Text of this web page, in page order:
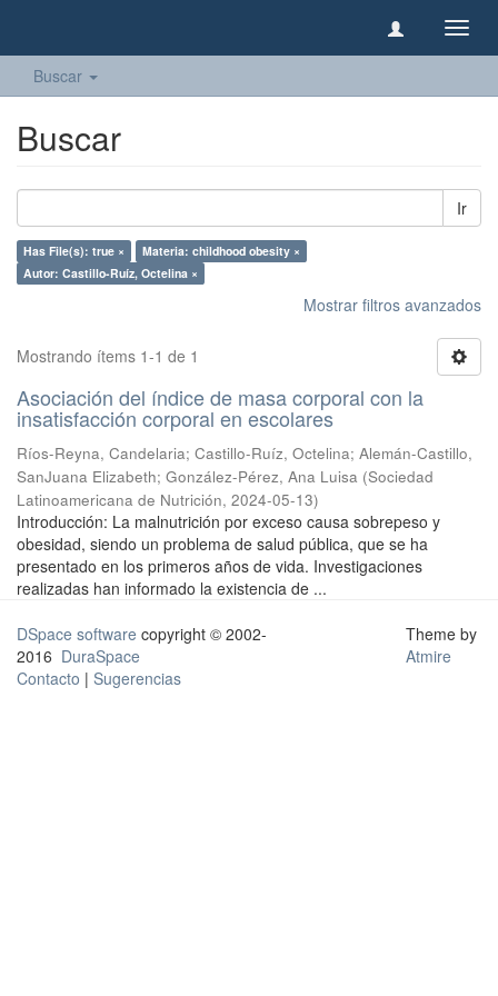
Buscar
Buscar
Ir
Has File(s): true ×
Materia: childhood obesity ×
Autor: Castillo-Ruíz, Octelina ×
Mostrar filtros avanzados
Mostrando ítems 1-1 de 1
Asociación del índice de masa corporal con la
insatisfacción corporal en escolares
Ríos-Reyna, Candelaria; Castillo-Ruíz, Octelina; Alemán-Castillo,
SanJuana Elizabeth; González-Pérez, Ana Luisa (Sociedad
Latinoamericana de Nutrición, 2024-05-13)
Introducción: La malnutrición por exceso causa sobrepeso y
obesidad, siendo un problema de salud pública, que se ha
presentado en los primeros años de vida. Investigaciones
realizadas han informado la existencia de ...
DSpace software copyright © 2002-
2016 DuraSpace
Contacto | Sugerencias
Theme by
Atmire